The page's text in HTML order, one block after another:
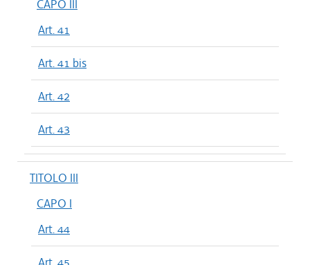
CAPO III
Art. 41
Art. 41 bis
Art. 42
Art. 43
TITOLO III
CAPO I
Art. 44